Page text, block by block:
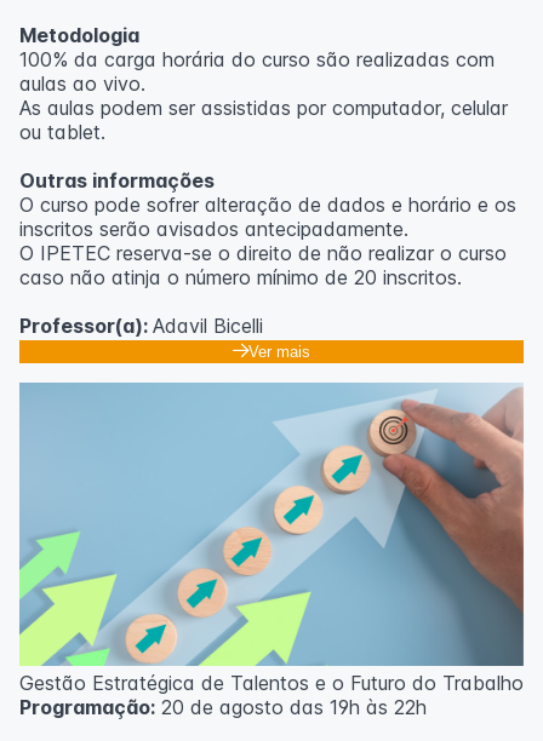
Metodologia
100% da carga horária do curso são realizadas com
aulas ao vivo.
As aulas podem ser assistidas por computador, celular
ou tablet.
Outras informações
O curso pode sofrer alteração de dados e horário e os
inscritos serão avisados ​​antecipadamente.
O IPETEC reserva-se o direito de não realizar o curso
caso não atinja o número mínimo de 20 inscritos.
Professor(a): Adavil Bicelli
Ver mais
Gestão Estratégica de Talentos e o Futuro do Trabalho
Programação: 20 de agosto das 19h às 22h